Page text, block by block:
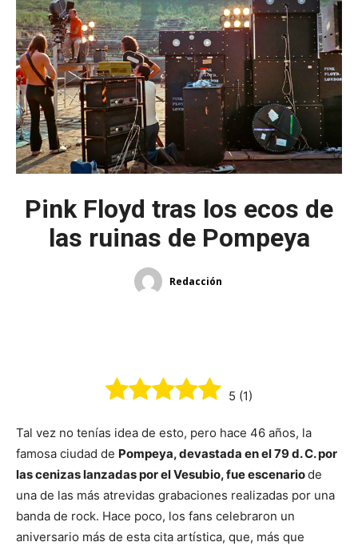
Pink Floyd tras los ecos de
las ruinas de Pompeya
Redacción
5 (1)
Tal vez no tenías idea de esto, pero hace 46 años, la
famosa ciudad de Pompeya, devastada en el 79 d. C. por
las cenizas lanzadas por el Vesubio, fue escenariode
una de las más atrevidas grabaciones realizadas por una
banda de rock. Hace poco, los fans celebraron un
aniversario más de esta cita artística, que, más que